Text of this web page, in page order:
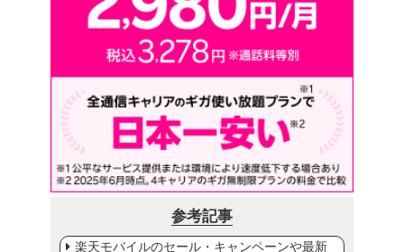
参考記事
楽天モバイルのセール・キャンペーンや最新